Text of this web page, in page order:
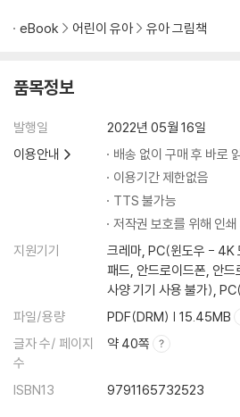
eBook 어린이 유아 유아 그림책
품목정보
발행일
2022년 05월 16일
이용안내
배송 없이 구매 후 바로
이용기간 제한없음
TTS 불가능
저작권 보호를 위해 인
지원기기
크레마, PC(윈도우 - 4K
패드, 안드로이드폰, 안
사양 기기 사용 불가),
파일/용량
PDF(DRM) | 15.45MB
글자 수/ 페이지
수
약 40쪽
ISBN13 9791165732523